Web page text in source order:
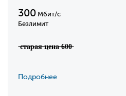
300 Мбит/с
Безлимит
̶с̶т̶а̶р̶а̶я̶ ̶ц̶е̶н̶а̶ ̶6̶0̶0̶
Подробнее